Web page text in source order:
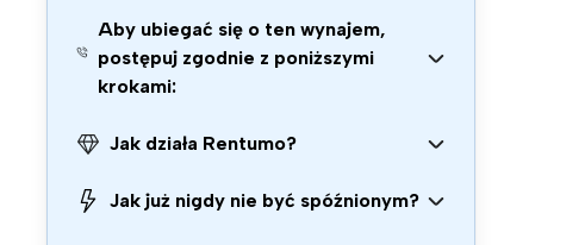
Aby ubiegać się o ten wynajem,
postępuj zgodnie z poniższymi
krokami:
Jak działa Rentumo?
Jak już nigdy nie być spóźnionym?